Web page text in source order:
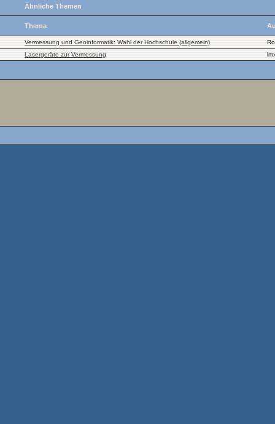
Ähnliche Themen
Thema
Vermessung und Geoinformatik: Wahl der Hochschule (allgemein)
Lasergeräte zur Vermessung